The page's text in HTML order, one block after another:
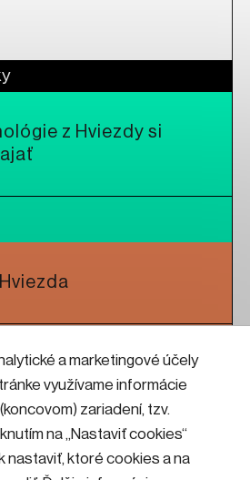
a marketingové účely
využívame informácie
zariadení, tzv.
na „Nastaviť cookies“
nastaviť, ktoré cookies a na
z Hviezdy si
britskej
feat. Lou Rhodes
Roku Hviezdy 3.0